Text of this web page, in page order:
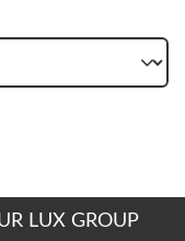
LUX GROUP